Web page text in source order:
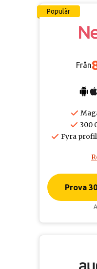
Populär
Från
300
Fyra
Prova